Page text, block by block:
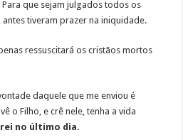
que sejam julgados todos os
tiveram prazer na iniquidade.
ressuscitará os cristãos mortos
daquele que me enviou é
o Filho, e crê nele, tenha a vida
no último dia.